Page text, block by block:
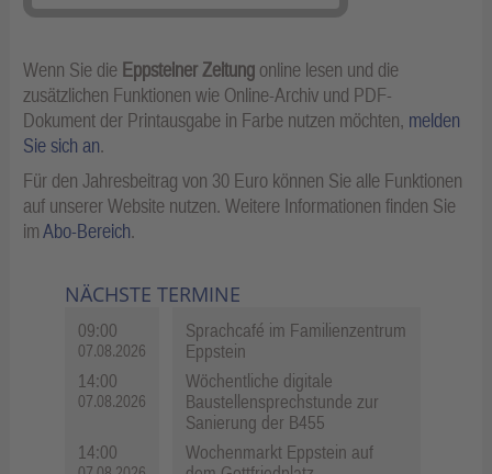
Wenn Sie die Eppsteiner Zeitung online lesen und die
zusätzlichen Funktionen wie Online-Archiv und PDF-
Dokument der Printausgabe in Farbe nutzen möchten, melden
Sie sich an.
Für den Jahresbeitrag von 30 Euro können Sie alle Funktionen
auf unserer Website nutzen. Weitere Informationen finden Sie
imAbo-Bereich.
NÄCHSTE TERMINE
09:00
07.08.2026
Sprachcafé im Familienzentrum
Eppstein
14:00
07.08.2026
Wöchentliche digitale
Baustellensprechstunde zur
Sanierung der B455
14:00
Wochenmarkt Eppstein auf